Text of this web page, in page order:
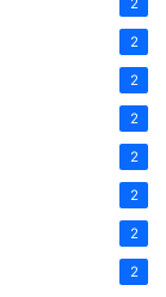
2
2
2
2
2
2
2